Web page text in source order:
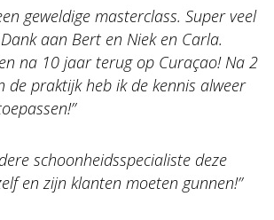
geweldige masterclass. Super veel
aan Bert en Niek en Carla.
na 10 jaar terug op Curaçao! Na 2
de praktijk heb ik de kennis alweer
schoonheidsspecialiste deze
en zijn klanten moeten gunnen!’’